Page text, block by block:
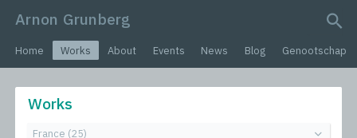
Arnon Grunberg
Home Works About Events News Blog Genootschap
Works